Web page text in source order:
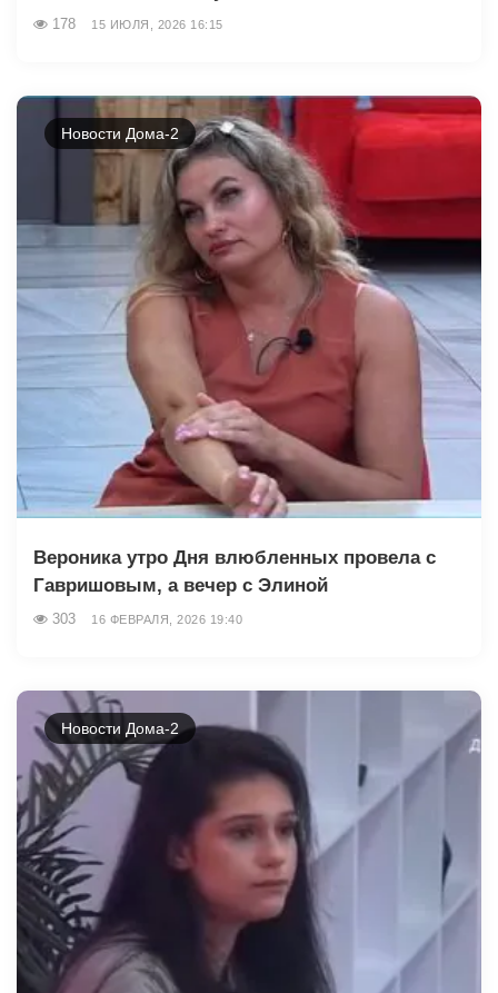
178 15 ИЮЛЯ, 2026 16:15
Новости Дома-2
Вероника утро Дня влюбленных провела с
Гавришовым, а вечер с Элиной
303 16 ФЕВРАЛЯ, 2026 19:40
Новости Дома-2